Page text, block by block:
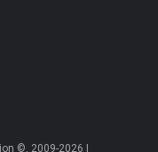
©, 2009-2026 |